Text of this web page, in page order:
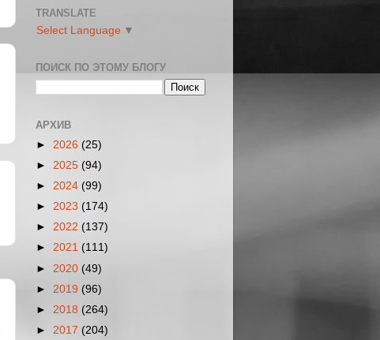
TRANSLATE
Select Language ▼
ПОИСК ПО ЭТОМУ БЛОГУ
АРХИВ
► 2026 (25)
► 2025 (94)
► 2024 (99)
► 2023 (174)
► 2022 (137)
► 2021 (111)
► 2020 (49)
► 2019 (96)
► 2018 (264)
► 2017 (204)